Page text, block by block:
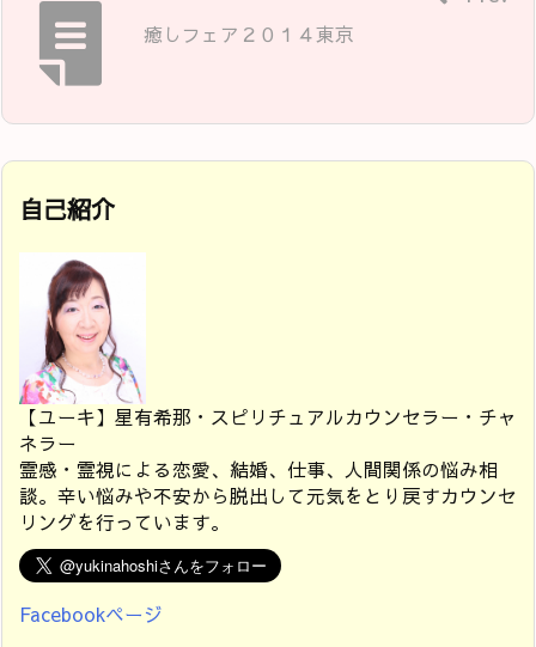
癒しフェア２０１４東京
自己紹介
【ユーキ】星有希那・スピリチュアルカウンセラー・チャ
ネラー
霊感・霊視による恋愛、結婚、仕事、人間関係の悩み相
談。辛い悩みや不安から脱出して元気をとり戻すカウンセ
リングを行っています。
Facebookページ